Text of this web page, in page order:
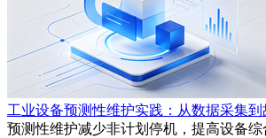
工业设备预测性维护实践：从数据采集
预测性维护减少非计划停机，提高设备